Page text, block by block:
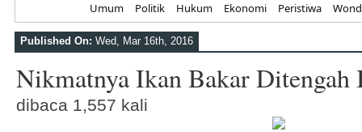
Umum Politik Hukum Ekonomi Peristiwa
Published On: Wed, Mar 16th, 2016
Nikmatnya Ikan Bakar Ditengah
dibaca 1,557 kali